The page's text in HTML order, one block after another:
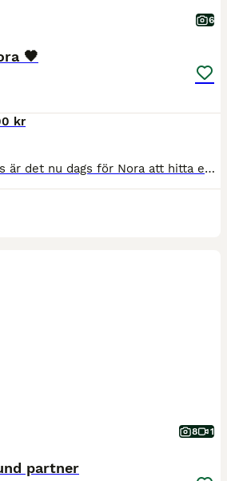
6
🖤
kr
Efter 3 år tillsammans är det nu dags för Nora att hitta en ny liten ryttare. Vinner du hennes förtroende och tillit, har du en bästa kompis förevigt ♾️🫶🏻 B-ponny, född 2017, ingen skade eller sju
8 1
partner